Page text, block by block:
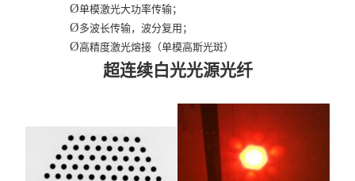
Ø单模激光大功率传输；
Ø多波长传输，波分复用；
Ø高精度激光熔接（单模高斯光斑）
超连续白光光源光纤